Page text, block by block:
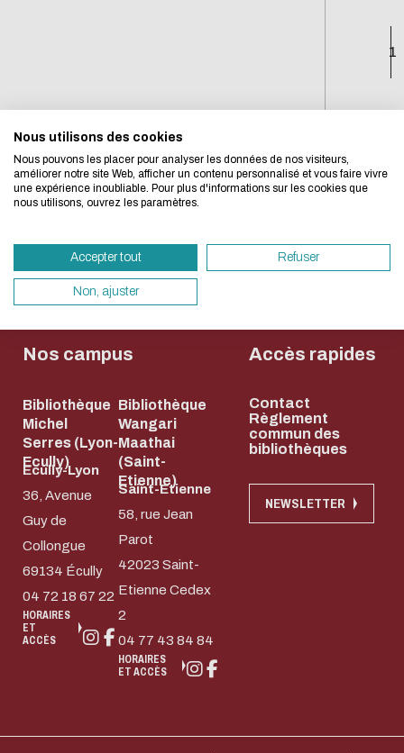
Nous avons développé ce site Internet dans
d'une démarche forte d'écoconception.
besoins énergétiques nécessaires à votre
vous pouvez le parcourir dans son Mode
sollicitera très peu nos serveurs et vous
ACTIVER LE MODE ÉCO
1
Nos campus
Bibliothèque
Michel
Serres (Lyon-
Ecully)
Ecully-Lyon
36, Avenue
Guy de
Collongue
69134 Écully
04 72 18 67 22
HORAIRES
ET
ACCÈS
Bibliothèque
Wangari
Maathai
(Saint-
Etienne)
Saint-Etienne
58, rue Jean
Parot
42023 Saint-
Etienne Cedex
2
04 77 43 84 84
HORAIRES
ET ACCÈS
Accès rapides
Contact
Règlement
commun des
bibliothèques
NEWSLETTER
Nous utilisons des cookies
Nous pouvons les placer pour analyser les données de nos visiteurs,
améliorer notre site Web, afficher un contenu personnalisé et vous faire vivre
une expérience inoubliable. Pour plus d'informations sur les cookies que
nous utilisons, ouvrez les paramètres.
Accepter tout Refuser
Non, ajuster